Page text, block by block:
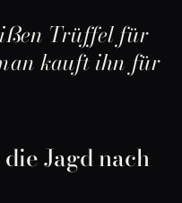
Trüffel für
kauft ihn für
Jagd nach